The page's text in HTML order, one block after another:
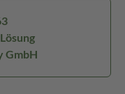
GmbH